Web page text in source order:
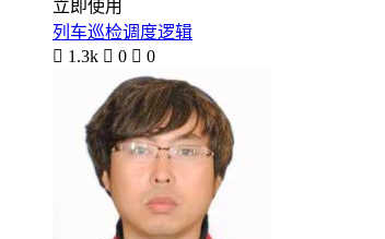
立即使用
列车巡检调度逻辑
 1.3k  0  0